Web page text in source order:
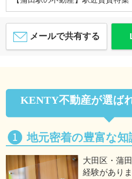
メールで共有する
KENTY不動産が選ば
地元密着の豊富な知
大田区・蒲
経験がありま